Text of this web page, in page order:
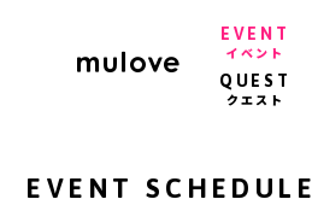
EVENT
イベント
QUEST
クエスト
EVENT SCHEDULE